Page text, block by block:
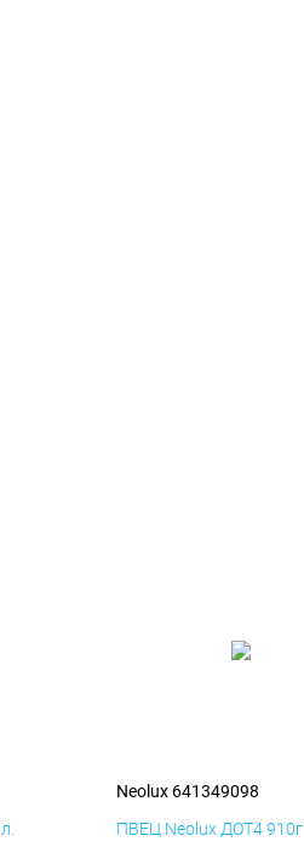
Neolux 641349098
ПВЕЦ Neolux ДОТ4 910г